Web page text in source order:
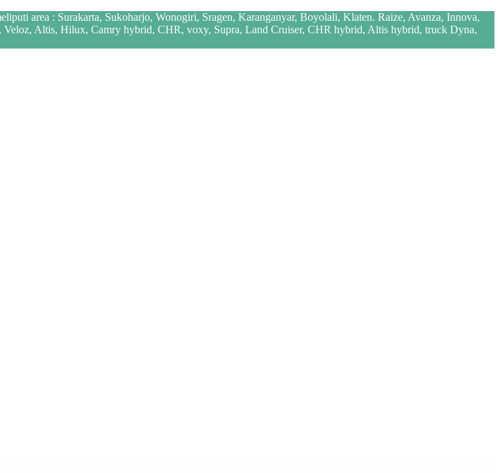
area : Surakarta, Sukoharjo, Wonogiri, Sragen, Karanganyar, Boyolali, Klaten. Raize, Avanza, Innova,
Altis, Hilux, Camry hybrid, CHR, voxy, Supra, Land Cruiser, CHR hybrid, Altis hybrid, truck Dyna,